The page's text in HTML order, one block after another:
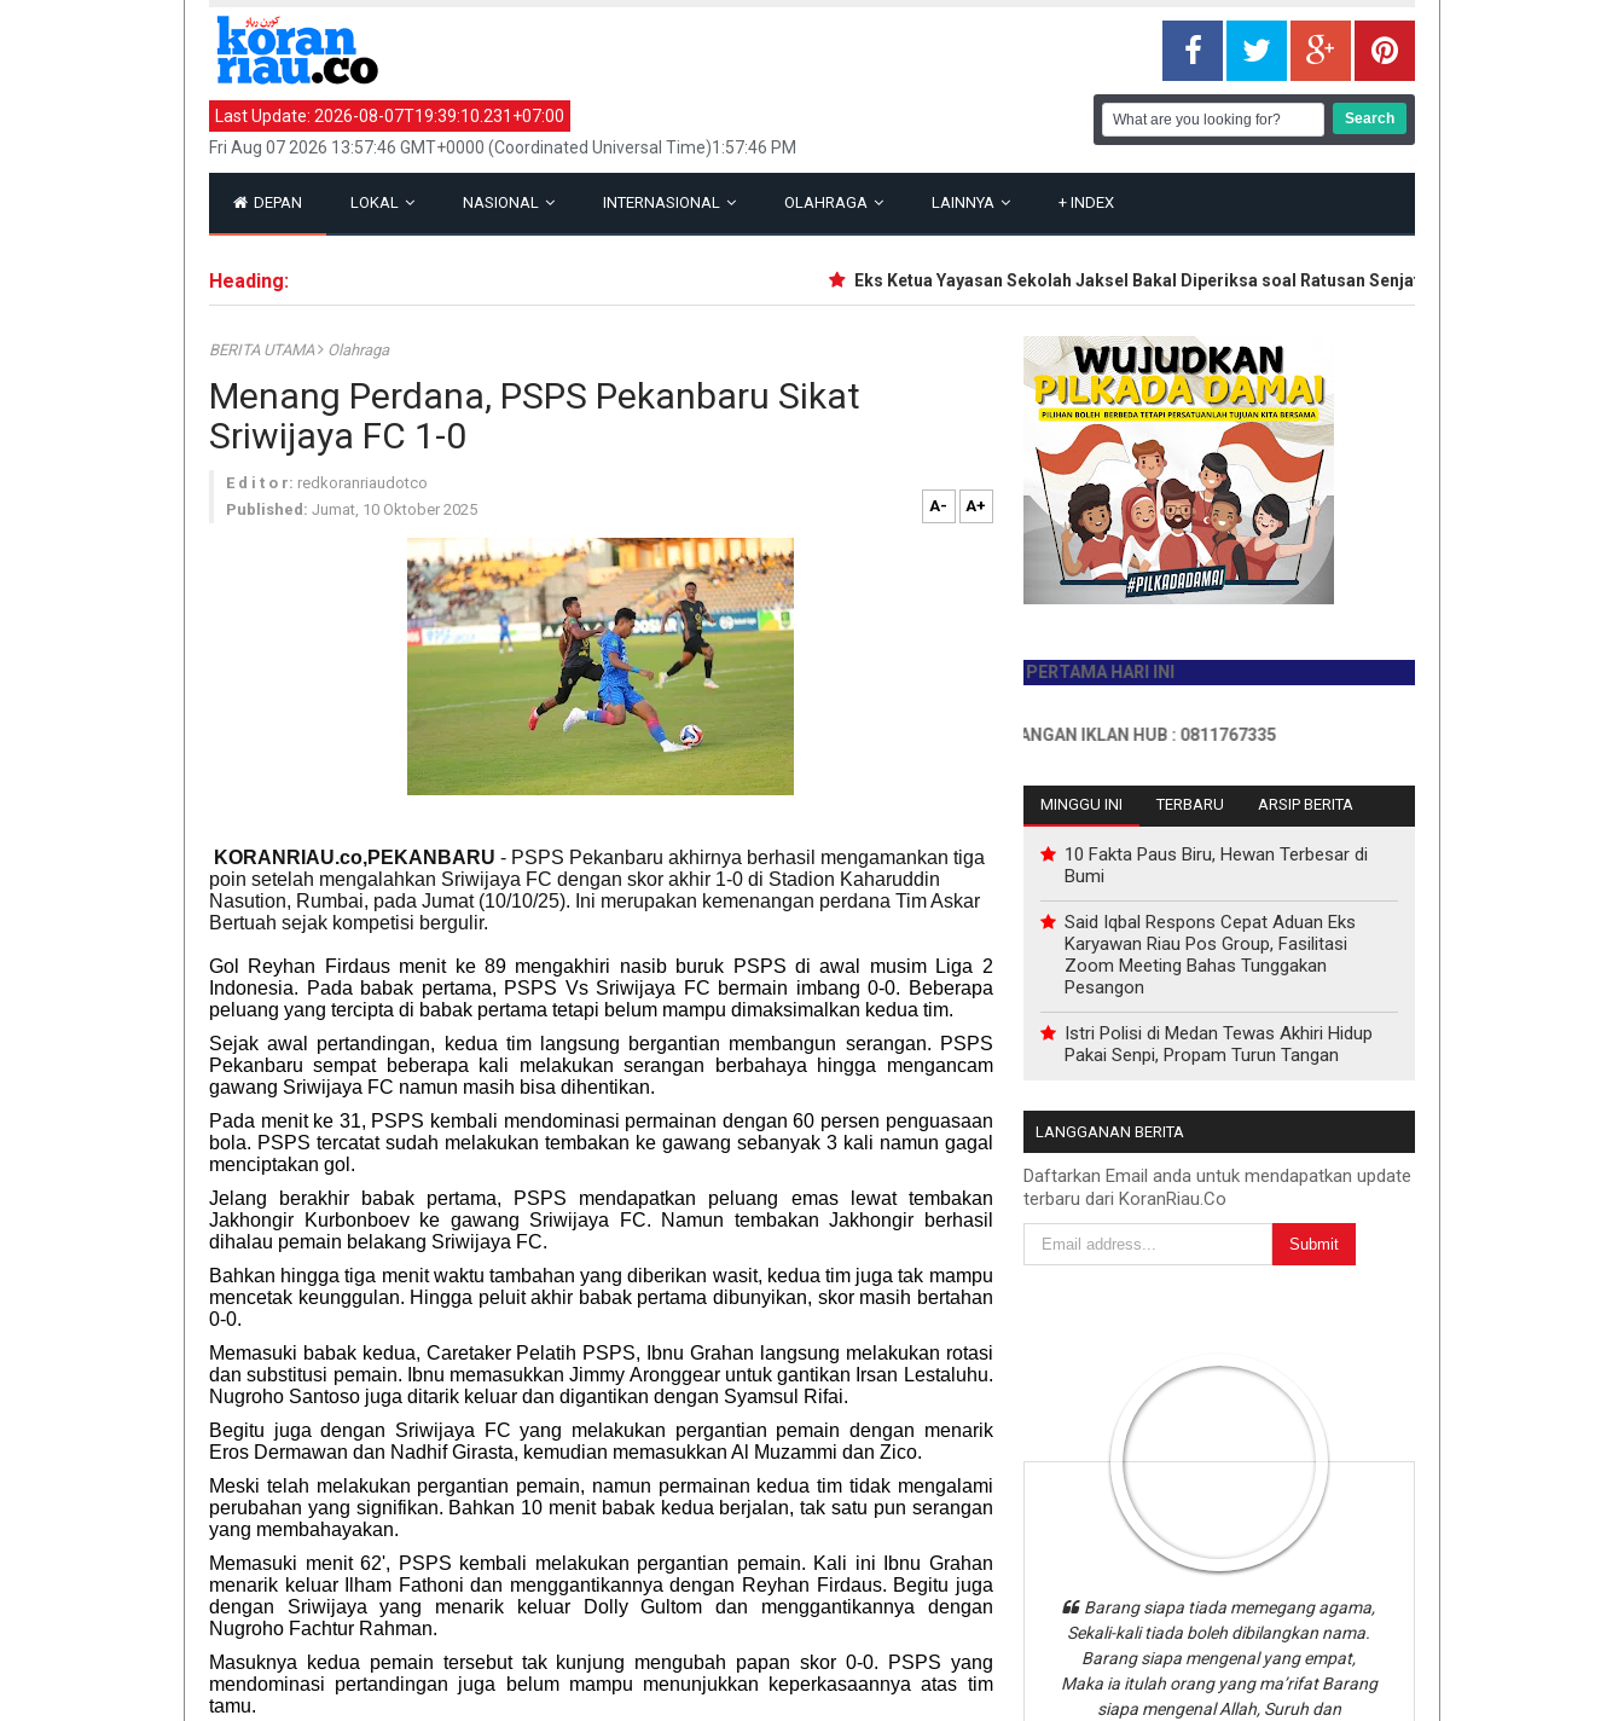
Last Update: 2026-08-07T19:39:10.231+07:00
Fri Aug 07 2026 13:57:46 GMT+0000 (Coordinated Universal Time)1:57:46 PM
DEPAN LOKAL NASIONAL INTERNASIONAL OLAHRAGA LAINNYA + INDEX
Heading: Eks Ketua Yayasan Sekolah Jaksel Bakal Diperiksa soal Ratusan Senjata
BERITA UTAMA Olahraga
Menang Perdana, PSPS Pekanbaru Sikat
Sriwijaya FC 1-0
E d i t o r: redkoranriaudotco
Published: Jumat, 10 Oktober 2025 A- A+
KORANRIAU.co,PEKANBARU - PSPS Pekanbaru akhirnya berhasil mengamankan tiga
poin setelah mengalahkan Sriwijaya FC dengan skor akhir 1-0 di Stadion Kaharuddin
Nasution, Rumbai, pada Jumat (10/10/25). Ini merupakan kemenangan perdana Tim Askar
Bertuah sejak kompetisi bergulir.
Gol Reyhan Firdaus menit ke 89 mengakhiri nasib buruk PSPS di awal musim Liga 2
Indonesia. Pada babak pertama, PSPS Vs Sriwijaya FC bermain imbang 0-0. Beberapa
peluang yang tercipta di babak pertama tetapi belum mampu dimaksimalkan kedua tim.
Sejak awal pertandingan, kedua tim langsung bergantian membangun serangan. PSPS
Pekanbaru sempat beberapa kali melakukan serangan berbahaya hingga mengancam
gawang Sriwijaya FC namun masih bisa dihentikan.
Pada menit ke 31, PSPS kembali mendominasi permainan dengan 60 persen penguasaan
bola. PSPS tercatat sudah melakukan tembakan ke gawang sebanyak 3 kali namun gagal
menciptakan gol.
Jelang berakhir babak pertama, PSPS mendapatkan peluang emas lewat tembakan
Jakhongir Kurbonboev ke gawang Sriwijaya FC. Namun tembakan Jakhongir berhasil
dihalau pemain belakang Sriwijaya FC.
Bahkan hingga tiga menit waktu tambahan yang diberikan wasit, kedua tim juga tak mampu
mencetak keunggulan. Hingga peluit akhir babak pertama dibunyikan, skor masih bertahan
0-0.
Memasuki babak kedua, Caretaker Pelatih PSPS, Ibnu Grahan langsung melakukan rotasi
dan substitusi pemain. Ibnu memasukkan Jimmy Aronggear untuk gantikan Irsan Lestaluhu.
Nugroho Santoso juga ditarik keluar dan digantikan dengan Syamsul Rifai.
Begitu juga dengan Sriwijaya FC yang melakukan pergantian pemain dengan menarik
Eros Dermawan dan Nadhif Girasta, kemudian memasukkan Al Muzammi dan Zico.
Meski telah melakukan pergantian pemain, namun permainan kedua tim tidak mengalami
perubahan yang signifikan. Bahkan 10 menit babak kedua berjalan, tak satu pun serangan
yang membahayakan.
Memasuki menit 62', PSPS kembali melakukan pergantian pemain. Kali ini Ibnu Grahan
menarik keluar Ilham Fathoni dan menggantikannya dengan Reyhan Firdaus. Begitu juga
dengan Sriwijaya yang menarik keluar Dolly Gultom dan menggantikannya dengan
Nugroho Fachtur Rahman.
Masuknya kedua pemain tersebut tak kunjung mengubah papan skor 0-0. PSPS yang
mendominasi pertandingan juga belum mampu menunjukkan keperkasaannya atas tim
tamu.
JADILAH PEMBACA PERTAMA HARI INI
INFO PEMASANGAN IKLAN HUB : 0811767335
MINGGU INI TERBARU ARSIP BERITA
10 Fakta Paus Biru, Hewan Terbesar di
Bumi
Said Iqbal Respons Cepat Aduan Eks
Karyawan Riau Pos Group, Fasilitasi
Zoom Meeting Bahas Tunggakan
Pesangon
Istri Polisi di Medan Tewas Akhiri Hidup
Pakai Senpi, Propam Turun Tangan
LANGGANAN BERITA
Daftarkan Email anda untuk mendapatkan update
terbaru dari KoranRiau.Co
Barang siapa tiada memegang agama,
Sekali-kali tiada boleh dibilangkan nama.
Barang siapa mengenal yang empat,
Maka ia itulah orang yang ma’rifat Barang
siapa mengenal Allah, Suruh dan